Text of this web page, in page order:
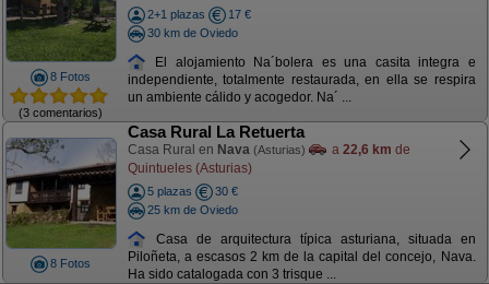
8 Fotos
(3 comentarios)
2+1 plazas
17 €
30 km de Oviedo
El alojamiento Na´bolera es una casita integra e
independiente, totalmente restaurada, en ella se respira
un ambiente cálido y acogedor. Na´ ...
8 Fotos
Casa Rural La Retuerta
Casa Rural en Nava (Asturias) a 22,6 km de
Quintueles (Asturias)
5 plazas
30 €
25 km de Oviedo
Casa de arquitectura típica asturiana, situada en
Piloñeta, a escasos 2 km de la capital del concejo, Nava.
Ha sido catalogada con 3 trisque ...